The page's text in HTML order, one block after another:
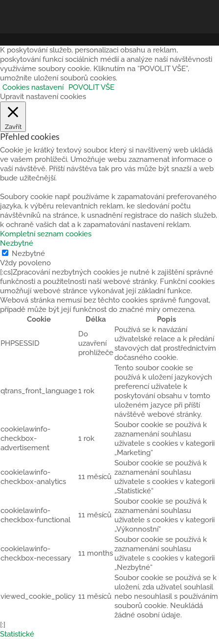
K poskytování služeb, personalizaci obsahu a reklam,
poskytování funkcí sociálních médií a analýze naší návštěvnosti
využíváme soubory cookie. Kliknutím na “POVOLIT VŠE”,
umožníte uložení souborů cookies.
Cookies nastavení
POVOLIT VŠE
Upravit nastavení cookies
Zavřít
Přehled cookies
Cookie je krátký textový soubor, který si navštívený web ukládá
ve vašem prohlížeči. Umožňuje webu zaznamenat informace o
vaší návštěvě. Příští návštěva tak pro vás může být snazší a web
bude užitečnější.
Soubory cookie např. používáme k zapamatování preferovaného
jazyka, k výběru relevantních reklam, ke sledování počtu
návštěvníků na stránce, k usnadnění registrace do našich služeb,
k ochraně vašich dat a k zapamatování nastavení reklam.
Kompletní seznam cookies
Nezbytné
Nezbytné
Vždy povoleno
[:cs]Zpracování nezbytných cookies je nutné k zajištění správné
funkčnosti a použitelnosti naší webové stránky. Funkční cookies
umožňují webové stránce vykonávat její základní funkce.
Webová stránka nemusí bez těchto cookies správně fungovat,
případě může být její funkčnost do značné míry omezena.
Cookie
Délka Popis
PHPSESSID
Do
uzavření
prohlížeče
Používá se k navázání
uživatelské relace a k předání
stavových dat prostřednictvím
dočasného cookie.
qtrans_front_language1 rok
Tento soubor cookie se
používá k uložení jazykových
preferencí uživatele k
poskytování obsahu v tomto
uloženém jazyce při příští
návštěvě webové stránky.
cookielawinfo-
checkbox-
advertisement
1 rok
Soubor cookie se používá k
zaznamenání souhlasu
uživatele s cookies v kategorii
„Marketing“
cookielawinfo-
checkbox-analytics
11 měsíců
Soubor cookie se používá k
zaznamenání souhlasu
uživatele s cookies v kategorii
„Statistické“
cookielawinfo-
checkbox-functional
11 měsíců
Soubor cookie se používá k
zaznamenání souhlasu
uživatele s cookies v kategorii
„Výkonnostní“
cookielawinfo-
checkbox-necessary
11 months
Soubor cookie se používá k
zaznamenání souhlasu
uživatele s cookies v kategorii
„Nezbytné“
viewed_cookie_policy 11 měsíců
Soubor cookie se používá se k
uložení, zda uživatel souhlasil
nebo nesouhlasil s používáním
souborů cookie. Neukládá
žádné osobní údaje.
[:]
Statistické